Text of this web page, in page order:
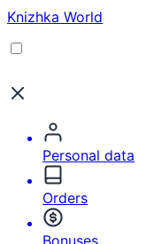
Knizhka World
Personal data
Orders
Bonuses